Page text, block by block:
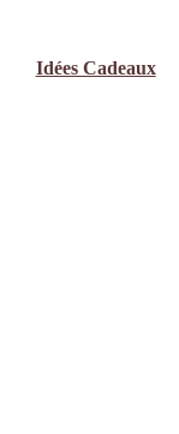
Idées Cadeaux